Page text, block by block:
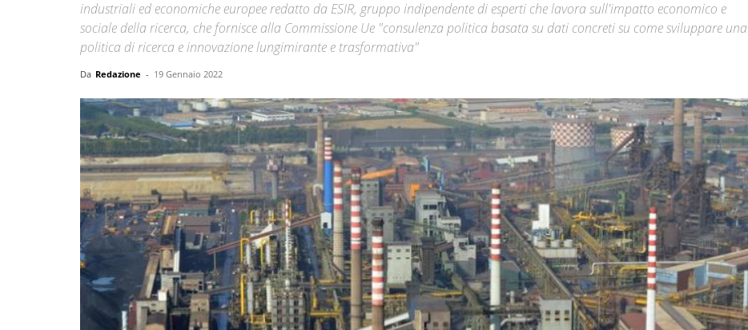
Città
industriali ed economiche europee redatto da ESIR, gruppo indipendente di esperti che lavora sull'impatto economico e
sociale della ricerca, che fornisce alla Commissione Ue "consulenza politica basata su dati concreti su come sviluppare una
politica di ricerca e innovazione lungimirante e trasformativa"
Da Redazione - 19 Gennaio 2022